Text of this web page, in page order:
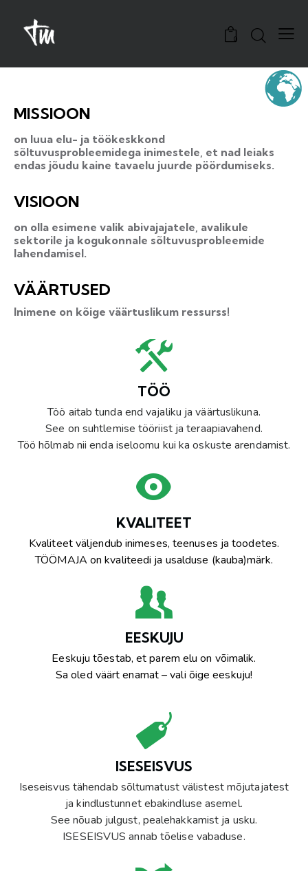
0
MISSIOON
on luua elu- ja töökeskkond
sõltuvusprobleemidega inimestele, et nad leiaks
endas jõudu kaine tavaelu juurde pöördumiseks.
VISIOON
on olla esimene valik abivajajatele, avalikule
sektorile ja kogukonnale sõltuvusprobleemide
lahendamisel.
VÄÄRTUSED
Inimene on kõige väärtuslikum ressurss!
TÖÖ
Töö aitab tunda end vajaliku ja väärtuslikuna.
See on suhtlemise tööriist ja teraapiavahend.
Töö hõlmab nii enda iseloomu kui ka oskuste arendamist.
KVALITEET
Kvaliteet väljendub inimeses, teenuses ja toodetes.
TÖÖMAJA on kvaliteedi ja usalduse (kauba)märk.
EESKUJU
Eeskuju tõestab, et parem elu on võimalik.
Sa oled väärt enamat – vali õige eeskuju!
ISESEISVUS
Iseseisvus tähendab sõltumatust välistest mõjutajatest
ja kindlustunnet ebakindluse asemel.
See nõuab julgust, pealehakkamist ja usku.
ISESEISVUS annab tõelise vabaduse.